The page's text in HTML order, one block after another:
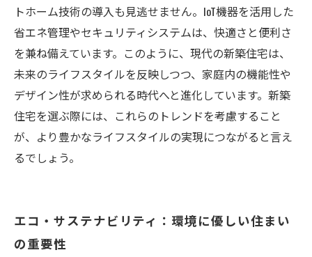
トホーム技術の導入も見逃せません。IoT機器を活用した
省エネ管理やセキュリティシステムは、快適さと便利さ
を兼ね備えています。このように、現代の新築住宅は、
未来のライフスタイルを反映しつつ、家庭内の機能性や
デザイン性が求められる時代へと進化しています。新築
住宅を選ぶ際には、これらのトレンドを考慮すること
が、より豊かなライフスタイルの実現につながると言え
るでしょう。
エコ・サステナビリティ：環境に優しい住まい
の重要性